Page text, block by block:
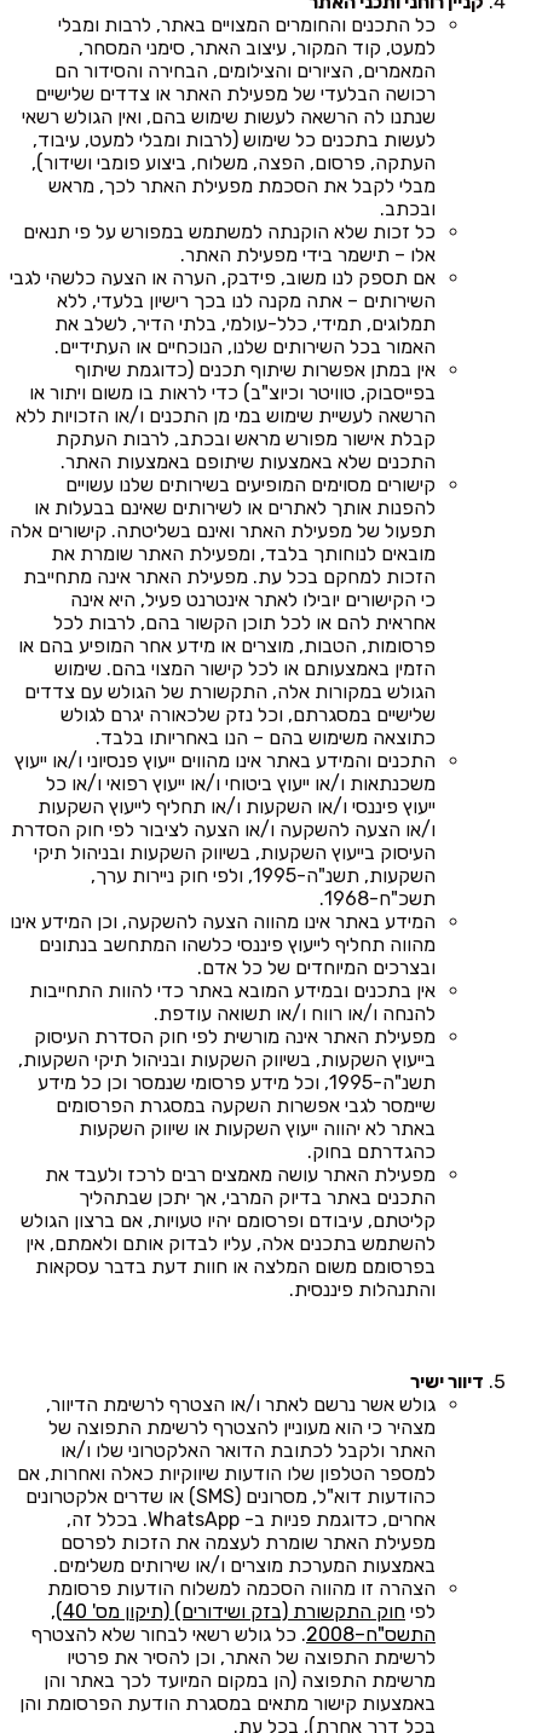
כל התכנים והחומרים המצויים באתר, לרבות ומבלי
למעט, קוד המקור, עיצוב האתר, סימני המסחר,
המאמרים, הציורים והצילומים, הבחירה והסידור הם
רכושה הבלעדי של מפעילת האתר או צדדים שלישיים
שנתנו לה הרשאה לעשות שימוש בהם, ואין הגולש רשאי
לעשות בתכנים כל שימוש (לרבות ומבלי למעט, עיבוד,
העתקה, פרסום, הפצה, משלוח, ביצוע פומבי ושידור),
מבלי לקבל את הסכמת מפעילת האתר לכך, מראש
ובכתב.
כל זכות שלא הוקנתה למשתמש במפורש על פי תנאים
אלו – תישמר בידי מפעילת האתר.
אם תספק לנו משוב, פידבק, הערה או הצעה כלשהי לגבי
השירותים – אתה מקנה לנו בכך רישיון בלעדי, ללא
תמלוגים, תמידי, כלל-עולמי, בלתי הדיר, לשלב את
האמור בכל השירותים שלנו, הנוכחיים או העתידיים.
אין במתן אפשרות שיתוף תכנים (כדוגמת שיתוף
בפייסבוק, טוויטר וכיוצ"ב) כדי לראות בו משום ויתור או
הרשאה לעשיית שימוש במי מן התכנים ו/או הזכויות ללא
קבלת אישור מפורש מראש ובכתב, לרבות העתקת
התכנים שלא באמצעות שיתופם באמצעות האתר.
קישורים מסוימים המופיעים בשירותים שלנו עשויים
להפנות אותך לאתרים או לשירותים שאינם בבעלות או
תפעול של מפעילת האתר ואינם בשליטתה. קישורים אלה
מובאים לנוחותך בלבד, ומפעילת האתר שומרת את
הזכות למחקם בכל עת. מפעילת האתר אינה מתחייבת
כי הקישורים יובילו לאתר אינטרנט פעיל, היא אינה
אחראית להם או לכל תוכן הקשור בהם, לרבות לכל
פרסומות, הטבות, מוצרים או מידע אחר המופיע בהם או
הזמין באמצעותם או לכל קישור המצוי בהם. שימוש
הגולש במקורות אלה, התקשורת של הגולש עם צדדים
שלישיים במסגרתם, וכל נזק שלכאורה יגרם לגולש
כתוצאה משימוש בהם – הנו באחריותו בלבד.
התכנים והמידע באתר אינו מהווים ייעוץ פנסיוני ו/או ייעוץ
משכנתאות ו/או ייעוץ ביטוחי ו/או ייעוץ רפואי ו/או כל
ייעוץ פיננסי ו/או השקעות ו/או תחליף לייעוץ השקעות
ו/או הצעה להשקעה ו/או הצעה לציבור לפי חוק הסדרת
העיסוק בייעוץ השקעות, בשיווק השקעות ובניהול תיקי
השקעות, תשנ"ה-1995, ולפי חוק ניירות ערך,
תשכ"ח-1968.
המידע באתר אינו מהווה הצעה להשקעה, וכן המידע אינו
מהווה תחליף לייעוץ פיננסי כלשהו המתחשב בנתונים
ובצרכים המיוחדים של כל אדם.
אין בתכנים ובמידע המובא באתר כדי להוות התחייבות
להנחה ו/או רווח ו/או תשואה עודפת.
מפעילת האתר אינה מורשית לפי חוק הסדרת העיסוק
בייעוץ השקעות, בשיווק השקעות ובניהול תיקי השקעות,
תשנ"ה-1995, וכל מידע פרסומי שנמסר וכן כל מידע
שיימסר לגבי אפשרות השקעה במסגרת הפרסומים
באתר לא יהווה ייעוץ השקעות או שיווק השקעות
כהגדרתם בחוק.
מפעילת האתר עושה מאמצים רבים לרכז ולעבד את
התכנים באתר בדיוק המרבי, אך יתכן שבתהליך
קליטתם, עיבודם ופרסומם יהיו טעויות, אם ברצון הגולש
להשתמש בתכנים אלה, עליו לבדוק אותם ולאמתם, אין
בפרסומם משום המלצה או חוות דעת בדבר עסקאות
והתנהלות פיננסית.
דיוור ישיר
גולש אשר נרשם לאתר ו/או הצטרף לרשימת הדיוור,
מצהיר כי הוא מעוניין להצטרף לרשימת התפוצה של
האתר ולקבל לכתובת הדואר האלקטרוני שלו ו/או
למספר הטלפון שלו הודעות שיווקיות כאלה ואחרות, אם
כהודעות דוא"ל, מסרונים (SMS) או שדרים אלקטרונים
אחרים, כדוגמת פניות ב- WhatsApp. בכלל זה,
מפעילת האתר שומרת לעצמה את הזכות לפרסם
באמצעות המערכת מוצרים ו/או שירותים משלימים.
הצהרה זו מהווה הסכמה למשלוח הודעות פרסומת
לפי
חוק התקשורת (בזק ושידורים) (תיקון מס' 40),
התשס"ח–2008
. כל גולש רשאי לבחור שלא להצטרף
לרשימת התפוצה של האתר, וכן להסיר את פרטיו
מרשימת התפוצה (הן במקום המיועד לכך באתר והן
באמצעות קישור מתאים במסגרת הודעת הפרסומת והן
בכל דרך אחרת), בכל עת.